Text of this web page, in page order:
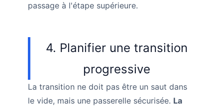
passage à l'étape supérieure.
4. Planifier une transition
progressive
La transition ne doit pas être un saut dans
le vide, mais une passerelle sécurisée. La